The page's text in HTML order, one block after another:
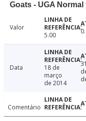
Goats - UGA Normal
Valor
5.00
Data
18 de
março
de 2014
Comentário